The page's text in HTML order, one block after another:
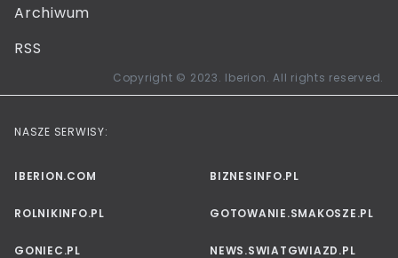
Archiwum
RSS
Copyright © 2023. Iberion. All rights reserved.
NASZE SERWISY:
IBERION.COM BIZNESINFO.PL
ROLNIKINFO.PL GOTOWANIE.SMAKOSZE.PL
GONIEC.PL NEWS.SWIATGWIAZD.PL